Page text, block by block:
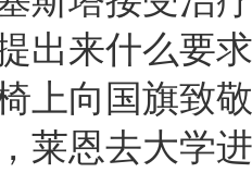
出来什么要
上向国旗致
莱恩去大学